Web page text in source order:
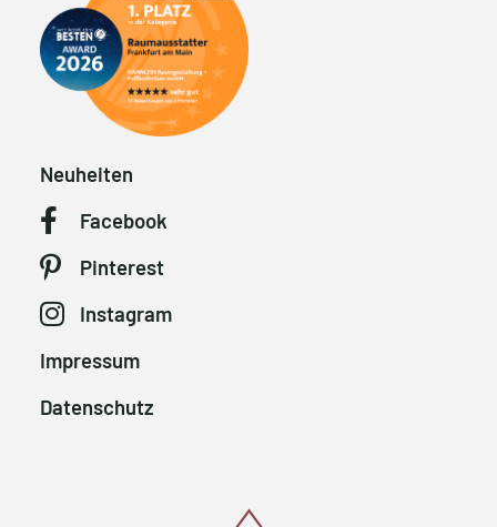
Neuheiten
Facebook
Pinterest
Instagram
Impressum
Datenschutz